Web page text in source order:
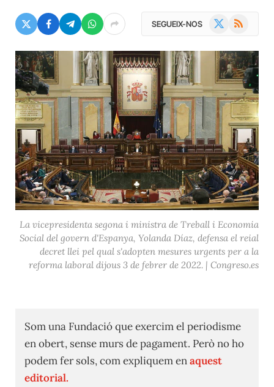
SEGUEIX-NOS RSS
La vicepresidenta segona i ministra de Treball i Economia
Social del govern d'Espanya, Yolanda Díaz, defensa el reial
decret llei pel qual s'adopten mesures urgents per a la
reforma laboral dijous 3 de febrer de 2022. | Congreso.es
Som una Fundació que exercim el periodisme
en obert, sense murs de pagament. Però no ho
podem fer sols, com expliquem enaquest
editorial.